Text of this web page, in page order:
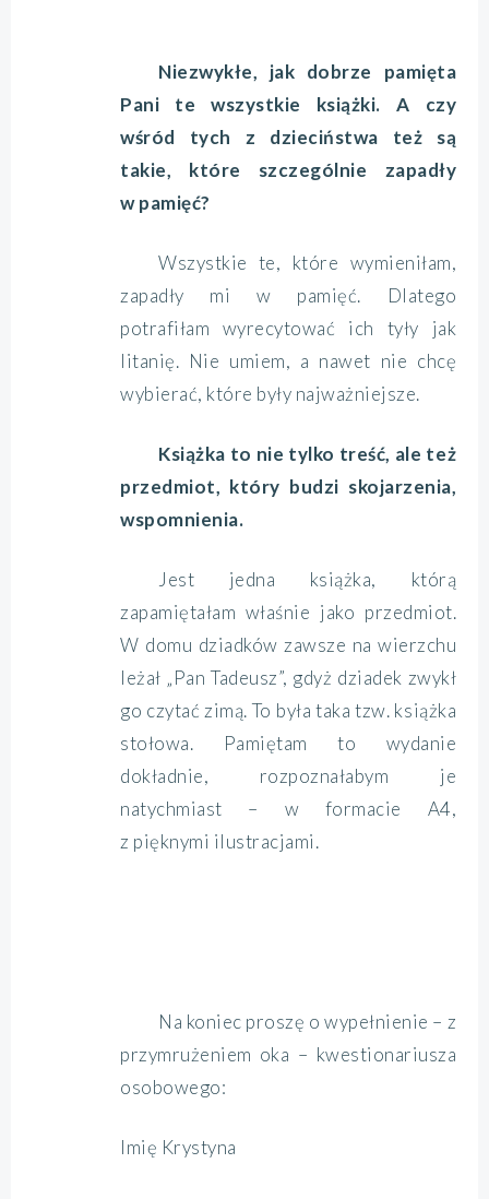
Niezwykłe, jak dobrze pamięta
Pani te wszystkie książki. A czy
wśród tych z dzieciństwa też są
takie, które szczególnie zapadły
w pamięć?
Wszystkie te, które wymieniłam,
zapadły mi w pamięć. Dlatego
potrafiłam wyrecytować ich tyły jak
litanię. Nie umiem, a nawet nie chcę
wybierać, które były najważniejsze.
Książka to nie tylko treść, ale też
przedmiot, który budzi skojarzenia,
wspomnienia.
Jest jedna książka, którą
zapamiętałam właśnie jako przedmiot.
W domu dziadków zawsze na wierzchu
leżał „Pan Tadeusz”, gdyż dziadek zwykł
go czytać zimą. To była taka tzw. książka
stołowa. Pamiętam to wydanie
dokładnie, rozpoznałabym je
natychmiast – w formacie A4,
z pięknymi ilustracjami.
Na koniec proszę o wypełnienie – z
przymrużeniem oka – kwestionariusza
osobowego:
Imię Krystyna